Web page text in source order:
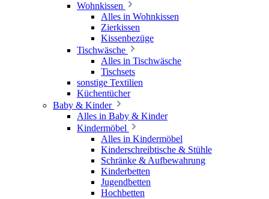
Wohnkissen
Alles in Wohnkissen
Zierkissen
Kissenbezüge
Tischwäsche
Alles in Tischwäsche
Tischsets
sonstige Textilien
Küchentücher
Baby & Kinder
Alles in Baby & Kinder
Kindermöbel
Alles in Kindermöbel
Kinderschreibtische & Stühle
Schränke & Aufbewahrung
Kinderbetten
Jugendbetten
Hochbetten